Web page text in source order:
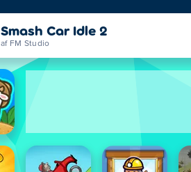
Smash Car Idle 2
af FM Studio